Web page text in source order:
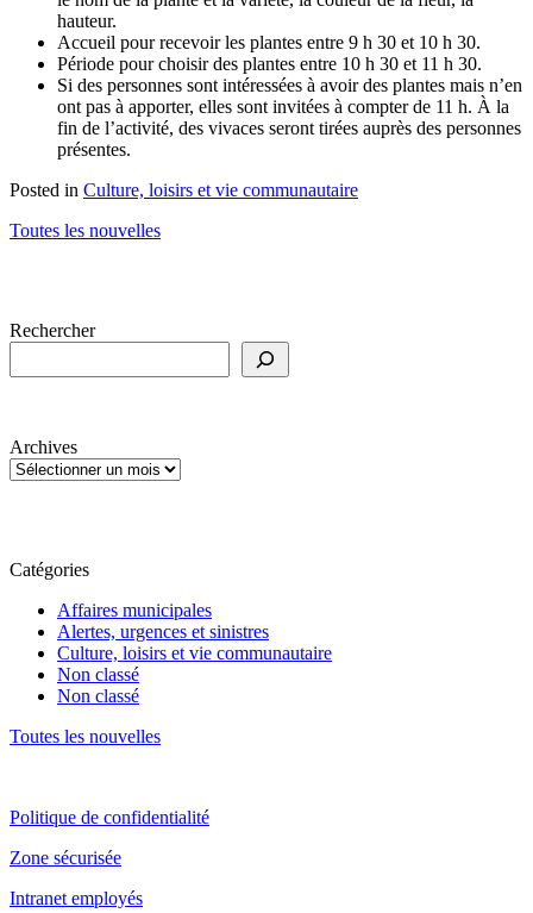
hauteur.
Accueil pour recevoir les plantes entre 9 h 30 et 10 h 30.
Période pour choisir des plantes entre 10 h 30 et 11 h 30.
Si des personnes sont intéressées à avoir des plantes mais n’en
ont pas à apporter, elles sont invitées à compter de 11 h. À la
fin de l’activité, des vivaces seront tirées auprès des personnes
présentes.
Posted in Culture, loisirs et vie communautaire
Toutes les nouvelles
Rechercher
Archives
Catégories
Affaires municipales
Alertes, urgences et sinistres
Culture, loisirs et vie communautaire
Non classé
Non classé
Toutes les nouvelles
Politique de confidentialité
Zone sécurisée
Intranet employés